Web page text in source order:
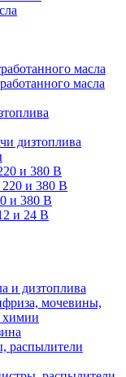
масла
масла
дизтоплива
и 380 В
и 380 В
и 380 В
и 24 В
и дизтоплива
мочевины,
химии
распылители